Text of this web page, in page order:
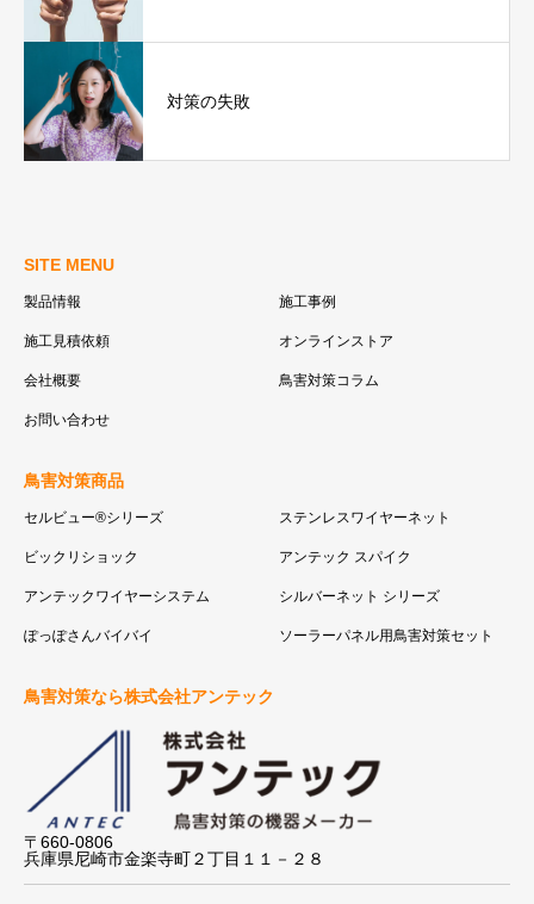
対策の失敗
SITE MENU
製品情報 施工事例
施工見積依頼 オンラインストア
会社概要 鳥害対策コラム
お問い合わせ
鳥害対策商品
セルビュー®シリーズ ステンレスワイヤーネット
ビックリショック アンテック スパイク
アンテックワイヤーシステム シルバーネット シリーズ
ぽっぽさんバイバイ ソーラーパネル用鳥害対策セット
鳥害対策なら株式会社アンテック
〒660-0806
兵庫県尼崎市金楽寺町２丁目１１－２８